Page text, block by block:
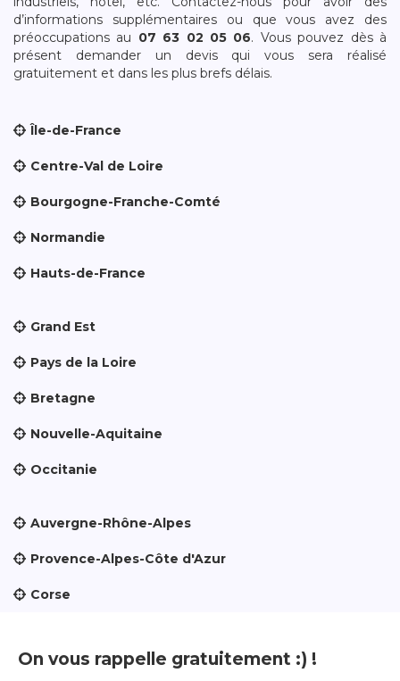
d’informations supplémentaires ou que vous avez des
préoccupations au 07 63 02 05 06. Vous pouvez dès à
présent demander un devis qui vous sera réalisé
gratuitement et dans les plus brefs délais.
Île-de-France
Centre-Val de Loire
Bourgogne-Franche-Comté
Normandie
Hauts-de-France
Grand Est
Pays de la Loire
Bretagne
Nouvelle-Aquitaine
Occitanie
Auvergne-Rhône-Alpes
Provence-Alpes-Côte d'Azur
Corse
On vous rappelle gratuitement :) !